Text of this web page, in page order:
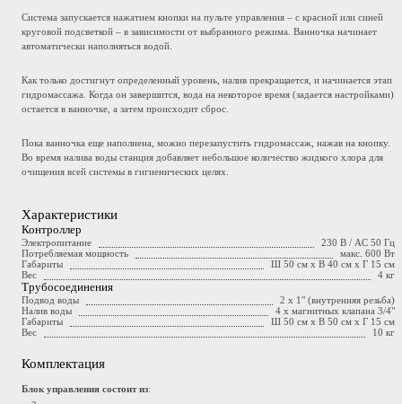
Система запускается нажатием кнопки на пульте управления – с красной или синей
круговой подсветкой – в зависимости от выбранного режима. Ванночка начинает
автоматически наполняться водой.
Как только достигнут определенный уровень, налив прекращается, и начинается этап
гидромассажа. Когда он завершится, вода на некоторое время (задается настройками)
остается в ванночке, а затем происходит сброс.
Пока ванночка еще наполнена, можно перезапустить гидромассаж, нажав на кнопку.
Во время налива воды станция добавляет небольшое количество жидкого хлора для
очищения всей системы в гигиенических целях.
Характеристики
Контроллер
Электропитание
230 В / AC 50 Гц
Потребляемая мощность
макс. 600 Вт
Габариты
Ш 50 см x В 40 см x Г 15 см
Вес
4 кг
Трубосоединения
Подвод воды
2 x 1" (внутренняя резьба)
Налив воды
4 x магнитных клапана 3/4"
Габариты
Ш 50 см x В 50 см x Г 15 см
Вес
10 кг
Комплектация
Блок управления состоит из: